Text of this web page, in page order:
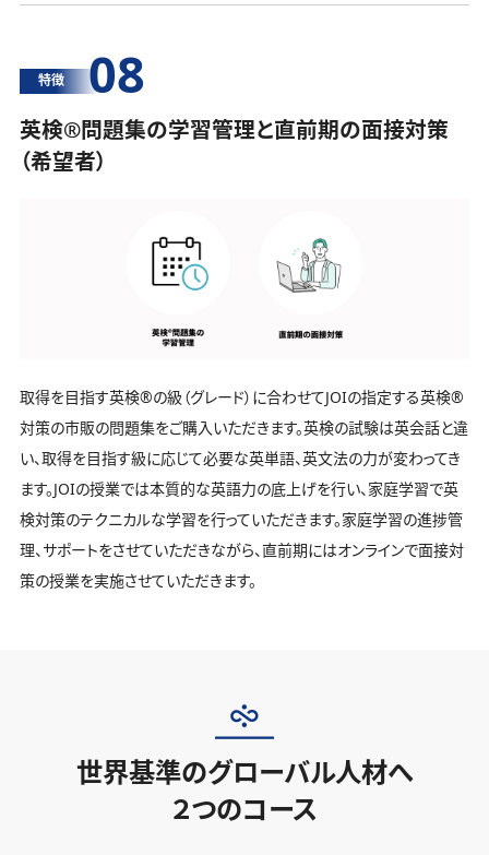
特徴 08
英検®️問題集の学習管理と直前期の面接対策
（希望者）
取得を目指す英検®️の級（グレード）に合わせてJOIの指定する英検®️
対策の市販の問題集をご購入いただきます。英検の試験は英会話と違
い、取得を目指す級に応じて必要な英単語、英文法の力が変わってき
ます。JOIの授業では本質的な英語力の底上げを行い、家庭学習で英
検対策のテクニカルな学習を行っていただきます。家庭学習の進捗管
理、サポートをさせていただきながら、直前期にはオンラインで面接対
策の授業を実施させていただきます。
世界基準のグローバル人材へ
２つのコース